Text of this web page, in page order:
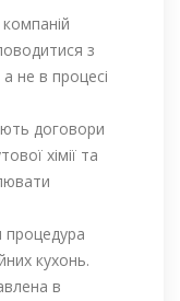
з
а не в процесі
договори
хімії та
процедура
кухонь.
​​в